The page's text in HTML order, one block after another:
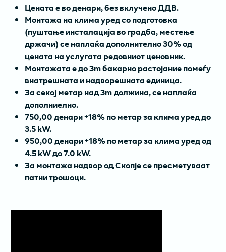
Цената е во денари, без вклучено ДДВ.
Монтажа на клима уред со подготовка
(пуштање инсталација во градба, местење
држачи) се наплаќа дополнително 30% од
цената на услугатa редовниот ценовник.
Монтажата е до 3m бакарно растојание помеѓу
внатрешната и надворешната единица.
За секој метар над 3m должина, се наплаќа
дополниелно.
750,00 денари +18% по метар за клима уред до
3.5 kW.
950,00 денари +18% по метар за клима уред од
4.5 kW до 7.0 kW.
За монтажа надвор од Скопје се пресметуваат
патни трошоци.